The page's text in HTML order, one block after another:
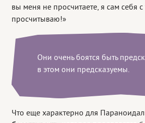
вы меня не просчитаете, я сам себя
просчитываю!»
Они очень боятся быть
в этом они предсказуемы.
Что еще характерно для